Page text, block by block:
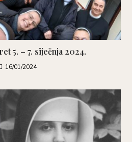
5. – 7. siječnja 2024.
16/01/2024